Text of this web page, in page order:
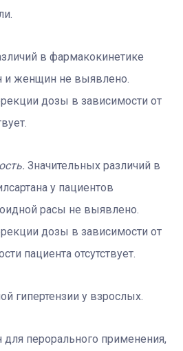
в фармакокинетике
и женщин не выявлено.
дозы в зависимости от
Значительных различий в
у пациентов
расы не выявлено.
дозы в зависимости от
пациента отсутствует.
гипертензии у взрослых.
перорального применения,